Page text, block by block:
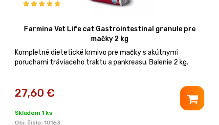
Farmina Vet Life cat Gastrointestinal granule pre
mačky 2 kg
Kompletné dietetické krmivo pre mačky s akútnymi
poruchami tráviaceho traktu a pankreasu. Balenie 2 kg.
27,60 €
Skladom 1 ks
Obj. čislo: 10163